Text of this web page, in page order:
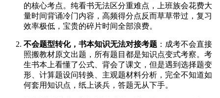
的核心考点。纯看书无法区分重难点，上班族会花费大
量时间背诵冷门内容，高频得分点反而草草带过，复习
效率极低，宝贵的碎片时间全部浪费。
不会题型转化，书本知识无法对接考题 ：成考不会直接
照搬教材原文出题，所有题目都是知识点变式考察。考
生书本上看懂了公式、背会了课文，但是遇到选择题变
形、计算题设问转换、主观题材料分析，完全不知道如
何套用知识点，纸上谈兵，答题无从下手。